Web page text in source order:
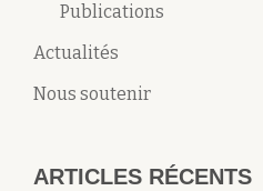
Publications
Actualités
Nous soutenir
ARTICLES RÉCENTS